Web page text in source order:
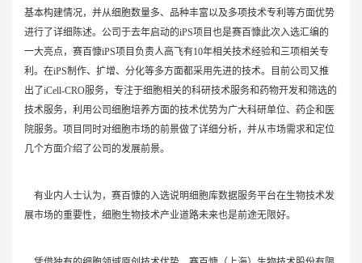
基本构建情况，并从细胞数量多、品种丰富以及多项技术专利等方面优势
进行了详细陈述。公司于去年启动的iPS项目也是赛百慷此次入选汇编的
一大亮点，赛百慷iPS项目负责人高飞有10年相关技术经验和三项相关专
利。在iPS制作、扩增、分化等多方面都采用先进的技术。目前公司又推
出了iCell-CRO服务，专注于细胞相关的科研技术服务和药物开发和筛选的
技术服务，利用公司细胞培养方面的技术优势为广大科研单位、药企和医
院服务。项目同时对细胞市场的前景做了详细分析，并从市场需求和定位
几个方面介绍了公司的发展前景。
有业内人士认为，赛百慷的入选说明细胞库数据服务平台在生物技术发
展市场的重要性，细胞生物技术产业道路未来也是前途无限好。